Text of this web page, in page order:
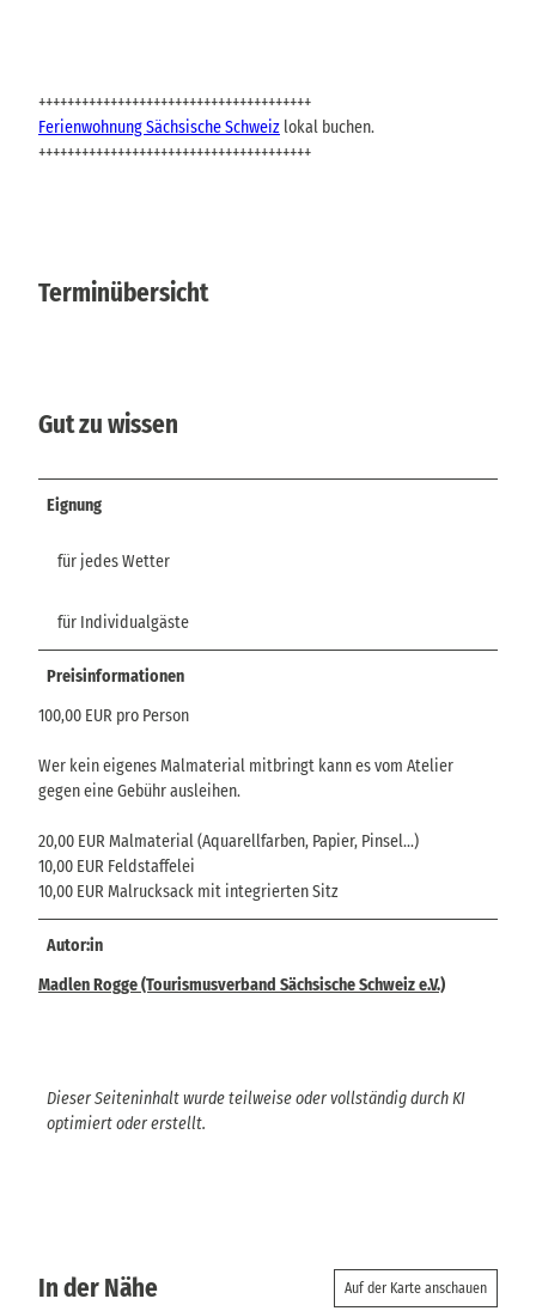
++++++++++++++++++++++++++++++++++++++
Ferienwohnung Sächsische Schweiz lokal buchen.
++++++++++++++++++++++++++++++++++++++
Terminübersicht
Gut zu wissen
Eignung
für jedes Wetter
für Individualgäste
Preisinformationen
100,00 EUR pro Person
Wer kein eigenes Malmaterial mitbringt kann es vom Atelier
gegen eine Gebühr ausleihen.
20,00 EUR Malmaterial (Aquarellfarben, Papier, Pinsel…)
10,00 EUR Feldstaffelei
10,00 EUR Malrucksack mit integrierten Sitz
Autor:in
Madlen Rogge (Tourismusverband Sächsische Schweiz e.V.)
Dieser Seiteninhalt wurde teilweise oder vollständig durch KI
optimiert oder erstellt.
In der Nähe Auf der Karte anschauen